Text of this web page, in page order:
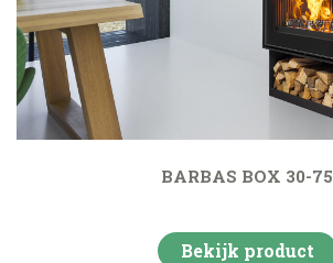
BARBAS BOX 30-75
Bekijk product